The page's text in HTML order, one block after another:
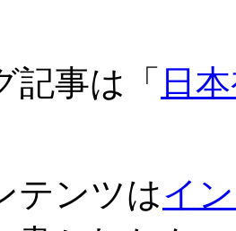
記事は「 日
テンツはイ